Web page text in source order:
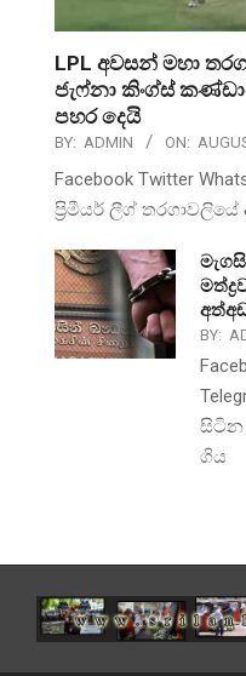
LPL අවසන් මහා
ජැෆ්නා කිංග්ස්
පහර දෙයි
BY: ADMIN ON:
Facebook Twitter
ප්‍රිමීයර් ලීග්
BY:
සිටින
ගිය